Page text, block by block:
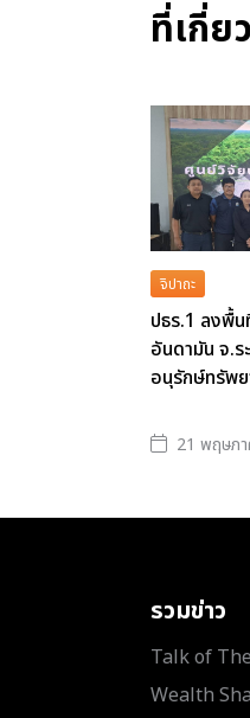
ที่เกี่ย
จิปาถะ
ปธร.1 ลงพื้น
อันดามัน จ.ร
อนุรักษ์ทรัพ
21 พฤษภ
รวมข่าว
Talk of
Wealth